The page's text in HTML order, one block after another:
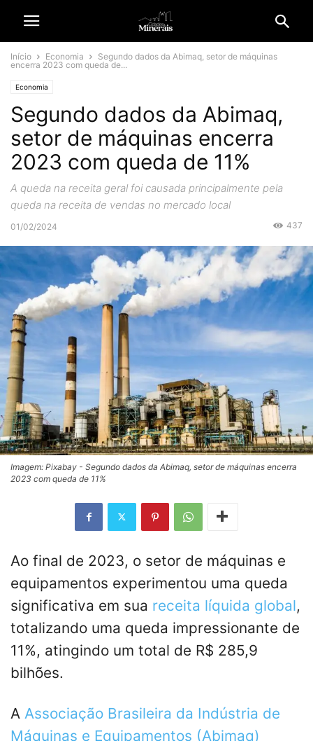
Início Economia
Segundo dados da Abimaq, setor de máquinas
encerra 2023 com queda de...
Economia
Segundo dados da Abimaq,
setor de máquinas encerra
2023 com queda de 11%
A queda na receita geral foi causada principalmente pela
queda na receita de vendas no mercado local
01/02/2024 437
Imagem: Pixabay - Segundo dados da Abimaq, setor de máquinas encerra
2023 com queda de 11%
Ao final de 2023, o setor de máquinas e
equipamentos experimentou uma queda
significativa em sua receita líquida global,
totalizando uma queda impressionante de
11%, atingindo um total de R$ 285,9
bilhões.
A Associação Brasileira da Indústria de
Máquinas e Equipamentos (Abimaq)